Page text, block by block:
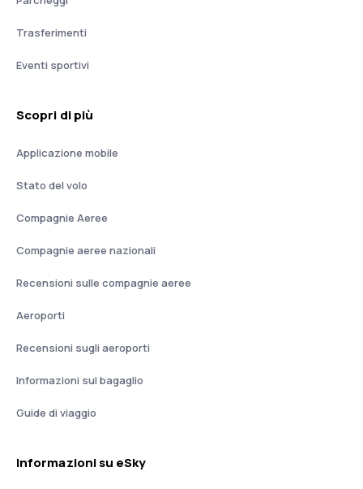
Trasferimenti
Eventi sportivi
Scopri di più
Applicazione mobile
Stato del volo
Compagnie Aeree
Compagnie aeree nazionali
Recensioni sulle compagnie aeree
Aeroporti
Recensioni sugli aeroporti
Informazioni sul bagaglio
Guide di viaggio
Informazioni su eSky